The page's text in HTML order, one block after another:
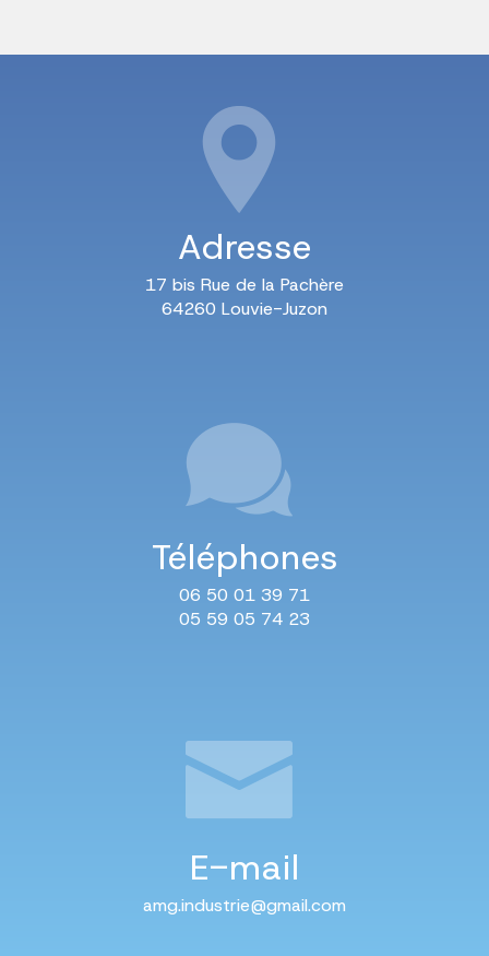
Adresse
17 bis Rue de la Pachère
64260 Louvie-Juzon
Téléphones
06 50 01 39 71
05 59 05 74 23
E-mail
amg.industrie@gmail.com